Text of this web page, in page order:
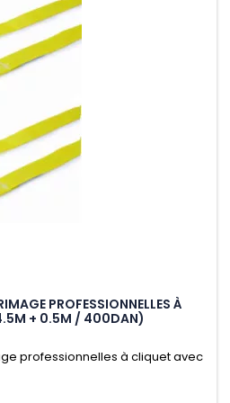
PROFESSIONNELLES À
+ 0.5M / 400DAN)
professionnelles à cliquet avec
0.5M / 400daN), simple et rapide